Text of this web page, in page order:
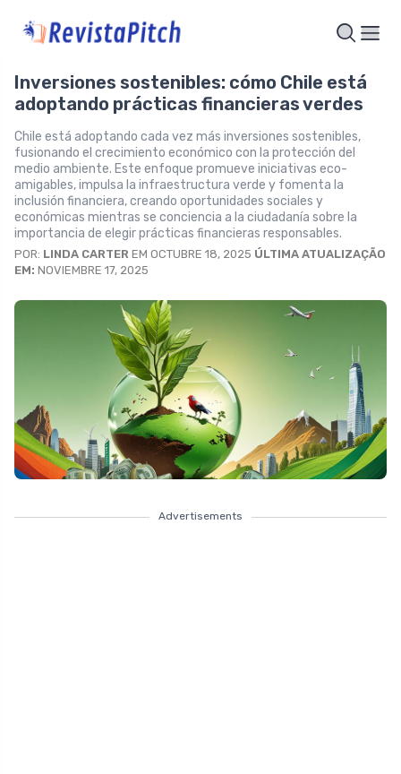
Inversiones sostenibles: cómo Chile está
adoptando prácticas financieras verdes
Chile está adoptando cada vez más inversiones sostenibles,
fusionando el crecimiento económico con la protección del
medio ambiente. Este enfoque promueve iniciativas eco-
amigables, impulsa la infraestructura verde y fomenta la
inclusión financiera, creando oportunidades sociales y
económicas mientras se conciencia a la ciudadanía sobre la
importancia de elegir prácticas financieras responsables.
POR: LINDA CARTER EM OCTUBRE 18, 2025 ÚLTIMA ATUALIZAÇÃO
EM: NOVIEMBRE 17, 2025
Advertisements